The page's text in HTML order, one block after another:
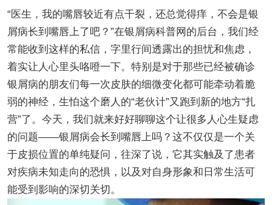
“医生，我的嘴唇较近有点干裂，还总觉得痒，不会是银
屑病长到嘴唇上了吧？”在银屑病科普网的后台，我们经
常能收到这样的私信，字里行间透露出的担忧和焦虑，
着实让人心里头咯噔一下。特别是对于那些已经被确诊
银屑病的朋友们每一次皮肤的细微变化都可能牵动着脆
弱的神经，生怕这个磨人的“老伙计”又跑到新的地方“扎
营”了。今天，我们就来好好聊聊这个让很多人心生疑虑
的问题——银屑病会长到嘴唇上吗？这不仅仅是一个关
于皮损位置的单纯疑问，往深了说，它其实触及了患者
对疾病未知走向的恐惧，以及对自身形象和日常生活可
能受到影响的深切关切。